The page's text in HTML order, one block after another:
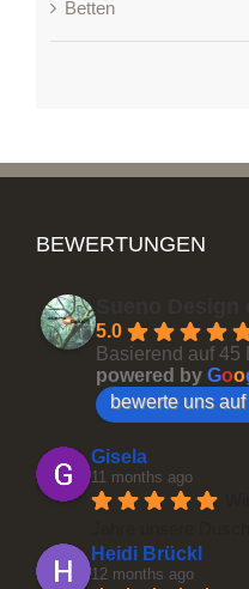
Betten
BEWERTUNGEN
5.0
Basierend auf 45
powered by Goo
bewerte uns auf
Gisela
11 months ago
Heidi Brückl
12 months ago